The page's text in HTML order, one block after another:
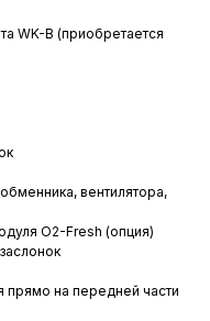
WK-B (приобретается
вентилятора,
O2-Fresh (опция)
прямо на передней части